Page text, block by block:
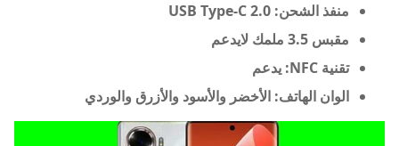
منفذ الشحن: USB Type-C 2.0
مقبس 3.5 ملمك لايدعم
تقنية NFC: يدعم
الوان الهاتف: الأخضر والأسود والأزرق والوردي